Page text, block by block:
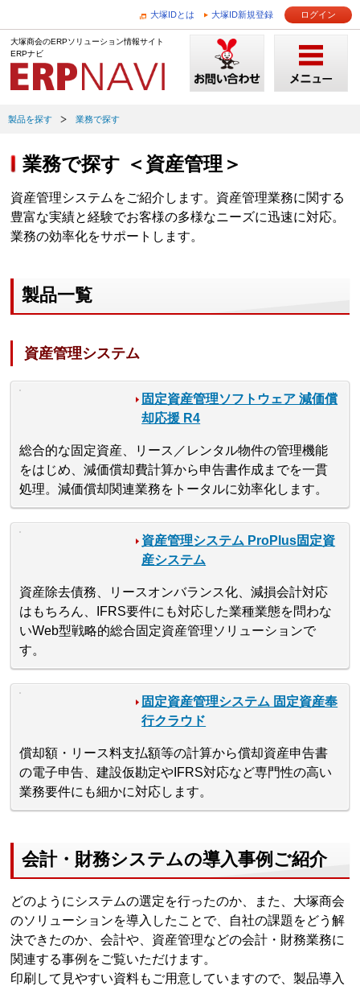
大塚IDとは 大塚ID新規登録 ログイン
大塚商会のERPソリューション情報サイト
ERPナビ
製品を探す 業務で探す
業務で探す ＜資産管理＞
資産管理システムをご紹介します。資産管理業務に関する
豊富な実績と経験でお客様の多様なニーズに迅速に対応。
業務の効率化をサポートします。
製品一覧
資産管理システム
固定資産管理ソフトウェア 減価償
却応援 R4
総合的な固定資産、リース／レンタル物件の管理機能
をはじめ、減価償却費計算から申告書作成までを一貫
処理。減価償却関連業務をトータルに効率化します。
資産管理システム ProPlus固定資
産システム
資産除去債務、リースオンバランス化、減損会計対応
はもちろん、IFRS要件にも対応した業種業態を問わな
いWeb型戦略的総合固定資産管理ソリューションで
す。
固定資産管理システム 固定資産奉
行クラウド
償却額・リース料支払額等の計算から償却資産申告書
の電子申告、建設仮勘定やIFRS対応など専門性の高い
業務要件にも細かに対応します。
会計・財務システムの導入事例ご紹介
どのようにシステムの選定を行ったのか、また、大塚商会
のソリューションを導入したことで、自社の課題をどう解
決できたのか、会計や、資産管理などの会計・財務業務に
関連する事例をご覧いただけます。
印刷して見やすい資料もご用意していますので、製品導入